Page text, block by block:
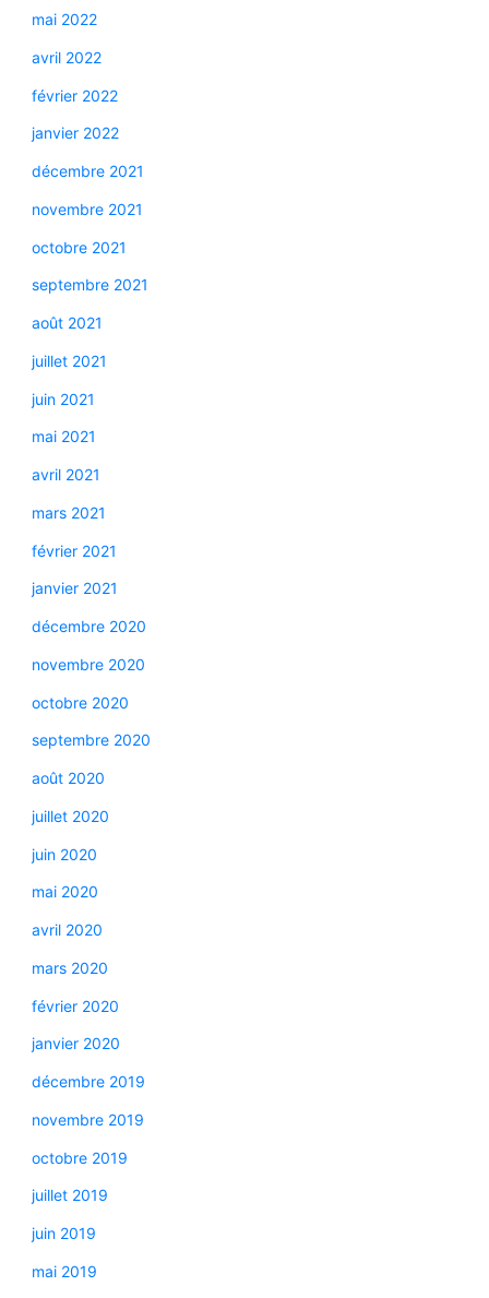
mai 2022
avril 2022
février 2022
janvier 2022
décembre 2021
novembre 2021
octobre 2021
septembre 2021
août 2021
juillet 2021
juin 2021
mai 2021
avril 2021
mars 2021
février 2021
janvier 2021
décembre 2020
novembre 2020
octobre 2020
septembre 2020
août 2020
juillet 2020
juin 2020
mai 2020
avril 2020
mars 2020
février 2020
janvier 2020
décembre 2019
novembre 2019
octobre 2019
juillet 2019
juin 2019
mai 2019